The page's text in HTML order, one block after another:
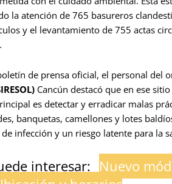
la atención de 765 basureros
y el levantamiento de 755 actas
de prensa oficial, el personal del
Cancún destacó que en ese
es detectar y erradicar malas
banquetas, camellones y lotes
infección y un riesgo latente para la
interesar: Nuevo